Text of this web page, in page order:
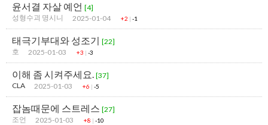
윤서결 자살 예언 [4]
성형수괴 명시니
2025-01-04 +2 | -1
태극기부대와 성조기 [22]
호
2025-01-03 +3 | -3
이해 좀 시켜주세요. [37]
CLA
2025-01-03 +6 | -5
잡놈때문에 스트레스 [27]
조언
2025-01-03 +8 | -10